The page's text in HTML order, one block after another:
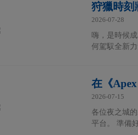
狩獵時刻
2026-07-28
嗨，是時候
何駕馭全新
在《
2026-07-15
各位夜之城
平台。 準備